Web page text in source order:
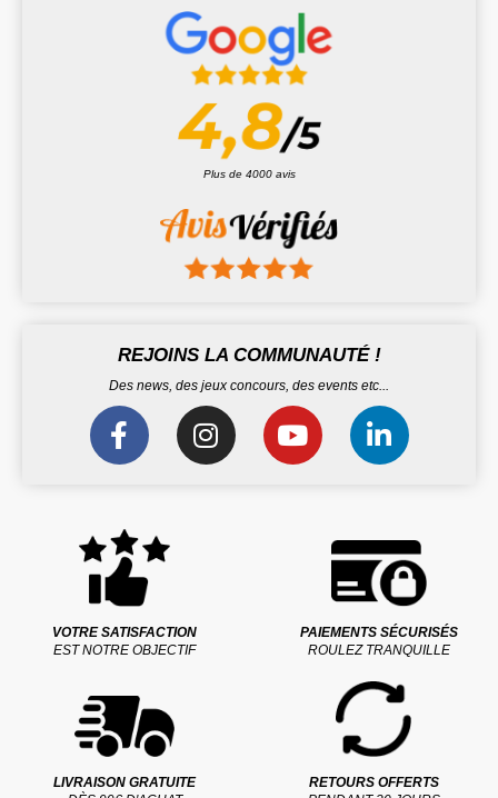
Plus de 4000 avis
REJOINS LA COMMUNAUTÉ !
Des news, des jeux concours, des events etc...
VOTRE SATISFACTION
EST NOTRE OBJECTIF
PAIEMENTS SÉCURISÉS
ROULEZ TRANQUILLE
LIVRAISON GRATUITE
RETOURS OFFERTS